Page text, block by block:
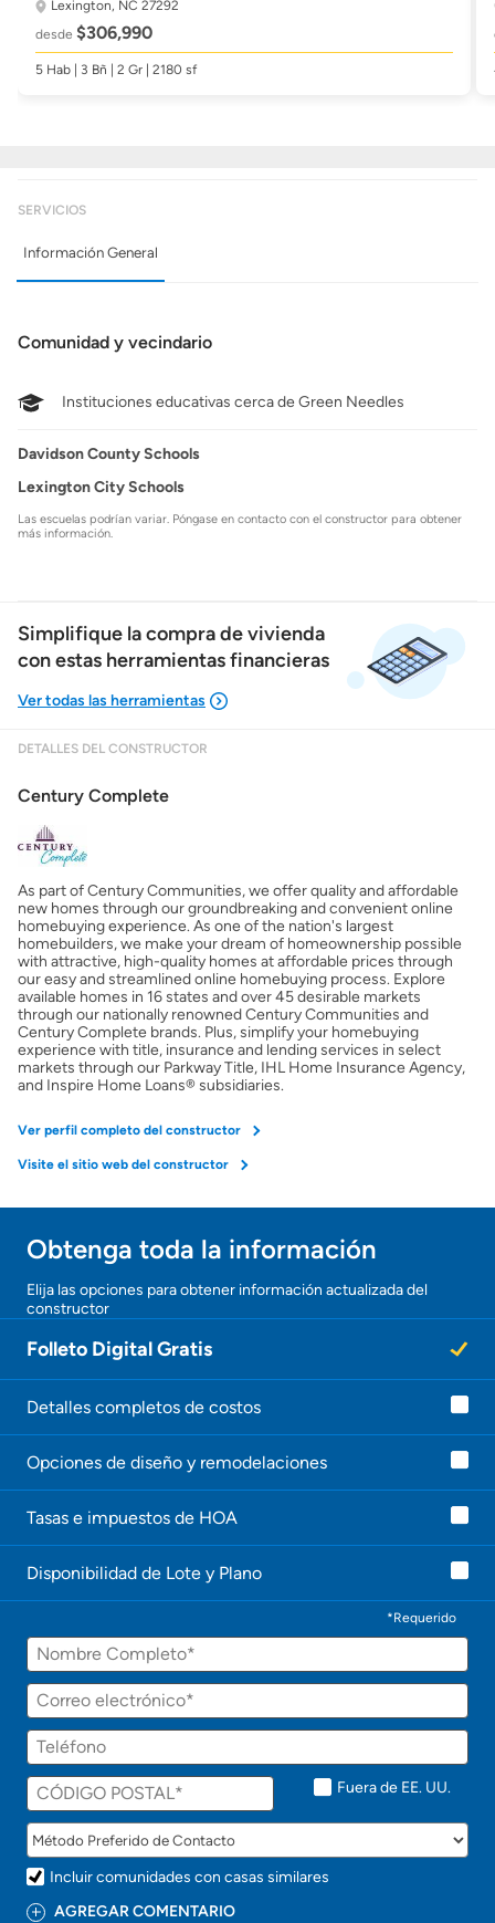
Lexington, NC 27292
desde $306,990
5 Hab | 3 Bñ | 2 Gr | 2180 sf
SERVICIOS
Información General
Comunidad y vecindario
Instituciones educativas cerca de Green Needles
Davidson County Schools
Lexington City Schools
Las escuelas podrían variar. Póngase en contacto con el constructor para obtener
más información.
Simplifique la compra de vivienda
con estas herramientas financieras
Obtener mi puntaje de crédito
Calcular mi hipoteca
Obtener Aprobación Previa
Preparar mi casa para la venta
Obtener ofertas por mi casa
DETALLES DEL CONSTRUCTOR
Century Complete
As part of Century Communities, we offer quality and affordable
new homes through our groundbreaking and convenient online
homebuying experience. As one of the nation's largest
homebuilders, we make your dream of homeownership possible
with attractive, high-quality homes at affordable prices through
our easy and streamlined online homebuying process. Explore
available homes in 16 states and over 45 desirable markets
through our nationally renowned Century Communities and
Century Complete brands. Plus, simplify your homebuying
experience with title, insurance and lending services in select
markets through our Parkway Title, IHL Home Insurance Agency,
and Inspire Home Loans® subsidiaries.
Ver perfil completo del constructor
Visite el sitio web del constructor
¡Gracias!
¡
n
e
e
c
t
r
á
r
n
t
!
Obtenga toda la información
Elija las opciones para obtener información actualizada del
constructor
Folleto Digital Gratis
Detalles completos de costos
Opciones de diseño y remodelaciones
Tasas e impuestos de HOA
Disponibilidad de Lote y Plano
*Requerido
Nombre
Correo
electrónico
Teléfono
Fuera de EE. UU.
Incluir comunidades con casas similares
AGREGAR COMENTARIO